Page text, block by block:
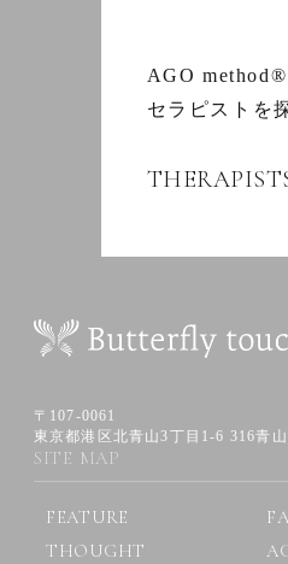
AGO
セラピストを
〒107-0061
東京都港区北青山3丁目1-6 316青
SITE MAP
FEATURE
THOUGHT